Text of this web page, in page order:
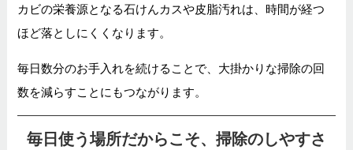
カビの栄養源となる石けんカスや皮脂汚れは、時間が経つ
ほど落としにくくなります。
毎日数分のお手入れを続けることで、大掛かりな掃除の回
数を減らすことにもつながります。
毎日使う場所だからこそ、掃除のしやすさ